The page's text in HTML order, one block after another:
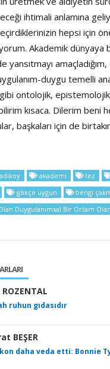
ihtimali anlamına
hepsi için
Akademik dünyaya
yansıtmayı
duygu temelli
ontolojik,
kısaca. Dilerim beni
başkaları için de
akademi tez
gökçe uygun bengi
Duygulanımsal Bir Ortam
ruhun gıdasıdır
BEŞER
daha veda etti: Bonnie